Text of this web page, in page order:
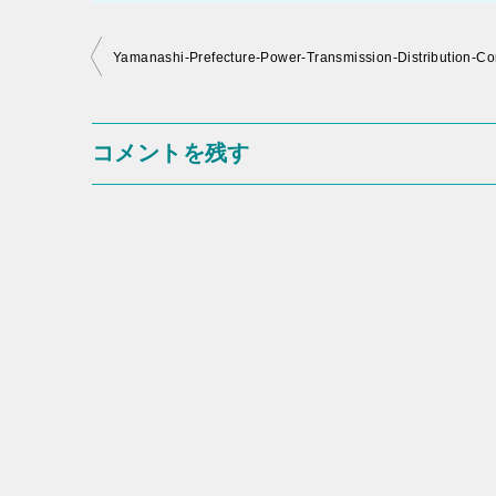
投
ナ
ビ
Yamanashi-Prefecture-Power-Transmission-Distribution-
コメントを残す